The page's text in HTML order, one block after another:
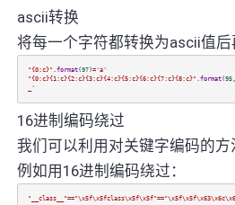
ascii转换
将每一个字符都转换为ascii值后
"{0:c}" .format(97)='a'
"{0:c}{1:c}{2:c}{3:c}{4:c}{5:c}{6:c}{7:c}{8:c}" .format(95,
_'
16进制编码绕过
我们可以利用对关键字编码的方
例如用16进制编码绕过：
"__class__"=="\x5f\x5fclass\x5f\x5f"==